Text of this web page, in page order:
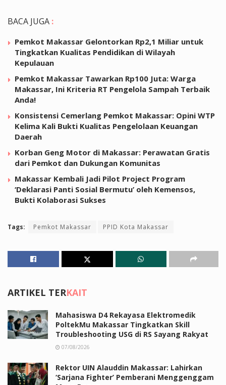
BACA JUGA :
Pemkot Makassar Gelontorkan Rp2,1 Miliar untuk
Tingkatkan Kualitas Pendidikan di Wilayah
Kepulauan
Pemkot Makassar Tawarkan Rp100 Juta: Warga
Makassar, Ini Kriteria RT Pengelola Sampah Terbaik
Anda!
Konsistensi Cemerlang Pemkot Makassar: Opini WTP
Kelima Kali Bukti Kualitas Pengelolaan Keuangan
Daerah
Korban Geng Motor di Makassar: Perawatan Gratis
dari Pemkot dan Dukungan Komunitas
Makassar Kembali Jadi Pilot Project Program
‘Deklarasi Panti Sosial Bermutu’ oleh Kemensos,
Bukti Kolaborasi Sukses
Tags: Pemkot Makassar PPID Kota Makassar
ARTIKEL TERKAIT
Mahasiswa D4 Rekayasa Elektromedik
PoltekMu Makassar Tingkatkan Skill
Troubleshooting USG di RS Sayang Rakyat
07/08/2026
Rektor UIN Alauddin Makassar: Lahirkan
‘Sarjana Fighter’ Pemberani Menggenggam